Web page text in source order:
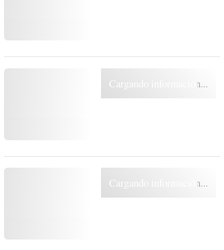
Cargando información...
Cargando información...